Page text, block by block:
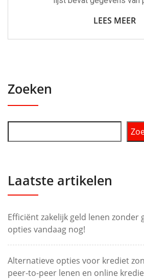
LEES MEER
Zoeken
Laatste artikelen
Efficiënt zakelijk geld lenen zonder
opties vandaag nog!
Alternatieve opties voor krediet
peer-to-peer lenen en online